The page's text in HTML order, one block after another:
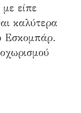
είπε
καλύτερα
Εσκομπάρ.